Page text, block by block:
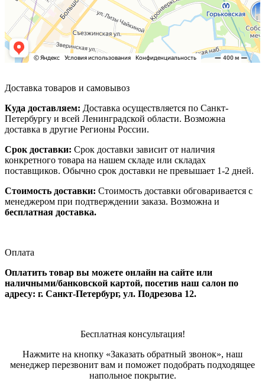
Доставка товаров и самовывоз
Куда доставляем: Доставка осуществляется по Санкт-
Петербургу и всей Ленинградской области. Возможна
доставка в другие Регионы России.
Срок доставки: Срок доставки зависит от наличия
конкретного товара на нашем складе или складах
поставщиков. Обычно срок доставки не превышает 1-2 дней.
Стоимость доставки: Стоимость доставки обговаривается с
менеджером при подтверждении заказа. Возможна и
бесплатная доставка.
Оплата
Оплатить товар вы можете онлайн на сайте или
наличными/банковской картой, посетив наш салон по
адресу: г. Санкт-Петербург, ул. Подрезова 12.
Бесплатная консультация!
Нажмите на кнопку «Заказать обратный звонок», наш
менеджер перезвонит вам и поможет подобрать подходящее
напольное покрытие.